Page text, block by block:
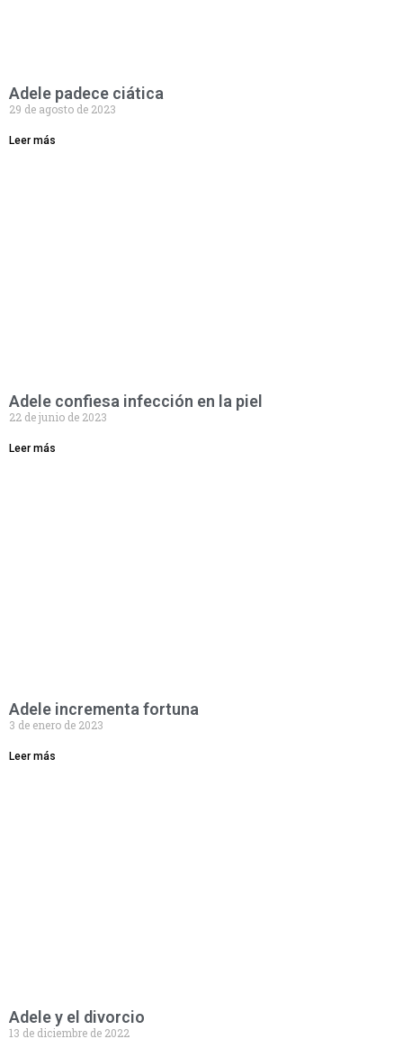
Adele padece ciática
29 de agosto de 2023
Leer más
Adele confiesa infección en la piel
22 de junio de 2023
Leer más
Adele incrementa fortuna
3 de enero de 2023
Leer más
Adele y el divorcio
13 de diciembre de 2022